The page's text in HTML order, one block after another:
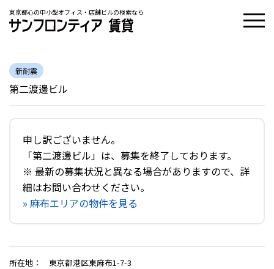
東京都心の中小型オフィス・店舗ビルの検索なら
新耐震
第二渡邊ビル
申し訳ございません。
「第二渡邊ビル」は、募集を終了しております。
※ 最新の募集状況と異なる場合がありますので、詳
細はお問い合わせください。
» 麻布エリアの物件を見る
所在地 ：
東京都港区東麻布1-7-3